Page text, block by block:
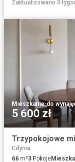
Zaktualizowano 3
Mieszkanie·do
5 600 zł
Trzypokojowe
Gdynia
66 m²3 Pokoje